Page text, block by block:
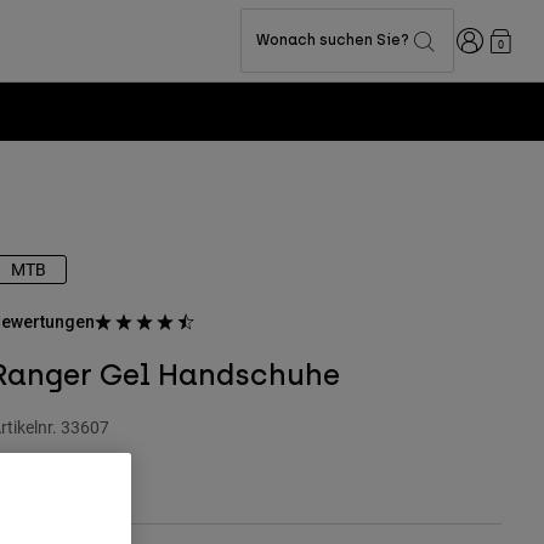
Wonach suchen Sie? Anmelden
0
MTB
Gel Handschuhe
33607